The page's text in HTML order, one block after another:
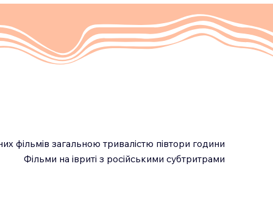
фільмів загальною тривалістю півтори години
Фільми на івриті з російськими субтритрами